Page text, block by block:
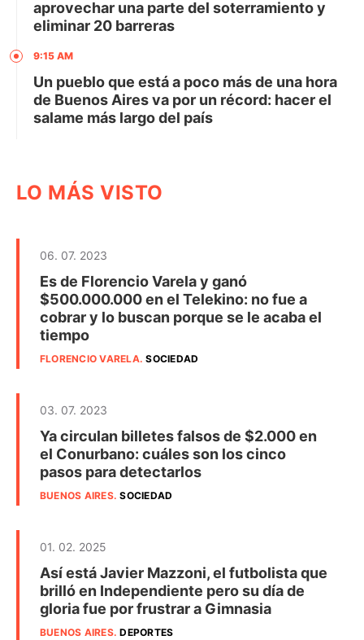
aprovechar una parte del soterramiento y
eliminar 20 barreras
9:15 AM
Un pueblo que está a poco más de una hora
de Buenos Aires va por un récord: hacer el
salame más largo del país
LO MÁS VISTO
06. 07. 2023
Es de Florencio Varela y ganó
$500.000.000 en el Telekino: no fue a
cobrar y lo buscan porque se le acaba el
tiempo
FLORENCIO VARELA.SOCIEDAD
03. 07. 2023
Ya circulan billetes falsos de $2.000 en
el Conurbano: cuáles son los cinco
pasos para detectarlos
BUENOS AIRES.SOCIEDAD
01. 02. 2025
Así está Javier Mazzoni, el futbolista que
brilló en Independiente pero su día de
gloria fue por frustrar a Gimnasia
BUENOS AIRES.DEPORTES